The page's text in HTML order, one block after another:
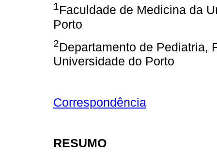
1Faculdade de Medicina da
Porto
2Departamento de Pediatria,
Universidade do Porto
Correspondência
RESUMO